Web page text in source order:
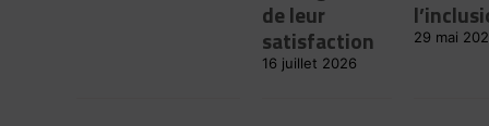
de leur
satisfaction
16 juillet 2026
29 mai